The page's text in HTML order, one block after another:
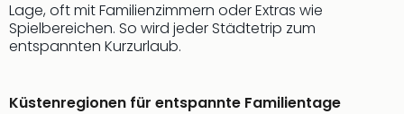
Lage, oft mit Familienzimmern oder Extras wie
Spielbereichen. So wird jeder Städtetrip zum
entspannten Kurzurlaub.
Küstenregionen für entspannte Familientage